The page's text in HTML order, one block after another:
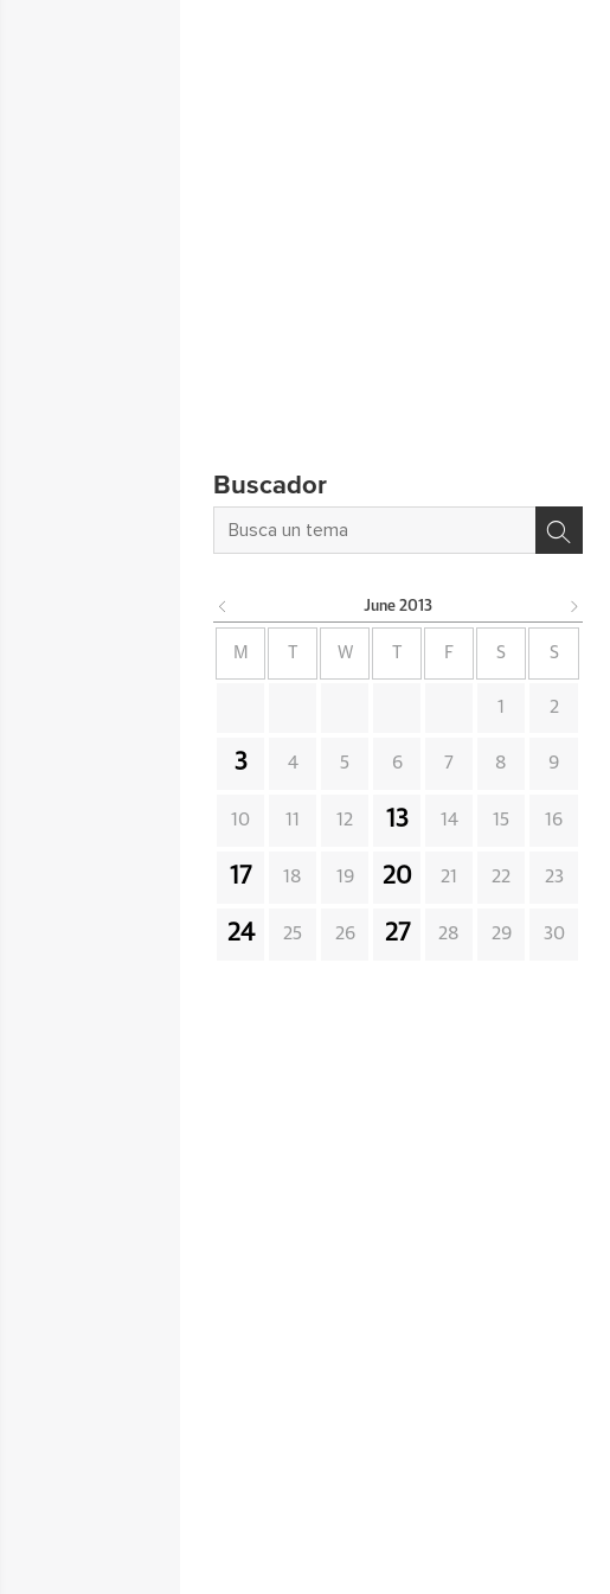
Buscador
June 2013
M W F S S
1 2
3 4 5 6 7 8 9
10 11 12 13 14 15 16
17 18 19 20 21 22 23
24 25 26 27 28 29 30